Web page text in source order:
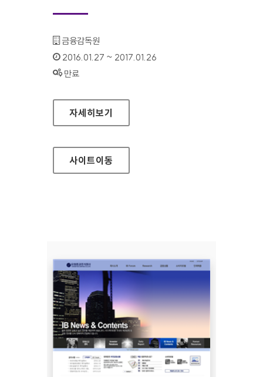
기관명 :
금융감독원
인증기간 :
2016.01.27 ~ 2017.01.26
상태 :
만료
금융감독원 금융상품 통합 비교공시 홈페이지
자세히보기
사이트이동